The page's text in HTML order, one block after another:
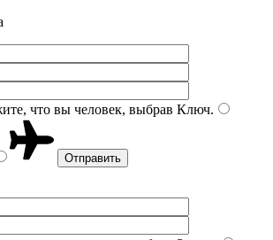
что вы человек, выбрав Ключ.